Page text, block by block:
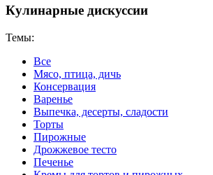
Кулинарные дискуссии
Темы:
Все
Мясо, птица, дичь
Консервация
Варенье
Выпечка, десерты, сладости
Торты
Пирожные
Дрожжевое тесто
Печенье